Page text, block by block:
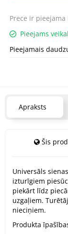
Prece ir pieejama
Pieejams
Pieejamais
Apraksts
Šis
Universāls
izturīgiem
piekārt līdz
uzgaļiem.
nieciņiem.
Produkta